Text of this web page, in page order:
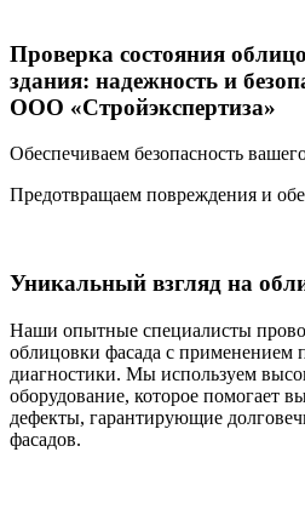
Проверка состояния
здания: надежность и
ООО «Стройэкспертиза»
Обеспечиваем безопасность
Предотвращаем повреждения и
Уникальный взгляд на
Наши опытные специалисты
облицовки фасада с применением
диагностики. Мы используем
оборудование, которое помогает
дефекты, гарантирующие
фасадов.